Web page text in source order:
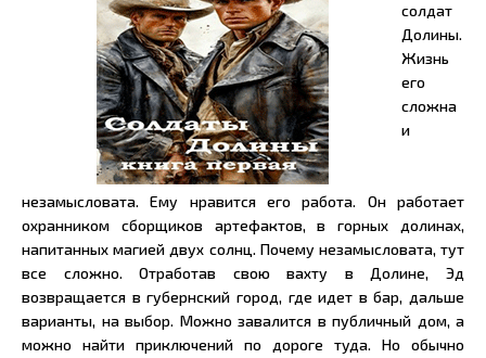
солдат
Долины.
Жизнь
его
сложна
и
незамысловата. Ему нравится его работа. Он работает
охранником сборщиков артефактов, в горных долинах,
напитанных магией двух солнц. Почему незамысловата, тут
все сложно. Отработав свою вахту в Долине, Эд
возвращается в губернский город, где идет в бар, дальше
варианты, на выбор. Можно завалится в публичный дом, а
можно найти приключений по дороге туда. Но обычно